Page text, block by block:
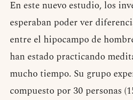
En este nuevo estudio, los
esperaban poder ver
entre el hipocampo de
han estado practicando
mucho tiempo. Su grupo
compuesto por 30 personas